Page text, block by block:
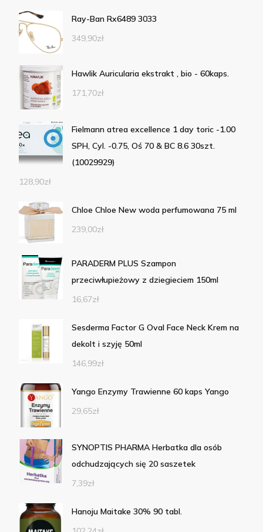
Ray-Ban Rx6489 3033
349,90zł
Hawlik Auricularia ekstrakt , bio - 60kaps.
171,70zł
Fielmann atrea excellence 1 day toric -1.00
SPH, Cyl. -0.75, Oś 70 & BC 8.6 30szt.
(10029929)
128,90zł
Chloe Chloe New woda perfumowana 75 ml
239,00zł
PARADERM PLUS Szampon
przeciwłupieżowy z dziegieciem 150ml
16,67zł
Sesderma Factor G Oval Face Neck Krem na
dekolt i szyję 50ml
146,99zł
Yango Enzymy Trawienne 60 kaps Yango
29,65zł
SYNOPTIS PHARMA Herbatka dla osób
odchudzających się 20 saszetek
7,39zł
Hanoju Maitake 30% 90 tabl.